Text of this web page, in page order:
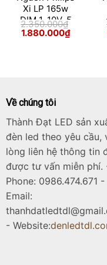
Xi LP 165w
DIM 1-10V, 5
cấp Poland
2.350.000₫
Giá
gốc
1.880.000₫Giá
hiện
Về chúng tôi
Thành Đạt LED sản
đèn led theo yêu cầu,
lòng liên hệ thông tin
được tư vấn miễn phí.
Phone: 0986.474.671 -
Email:
- Website: